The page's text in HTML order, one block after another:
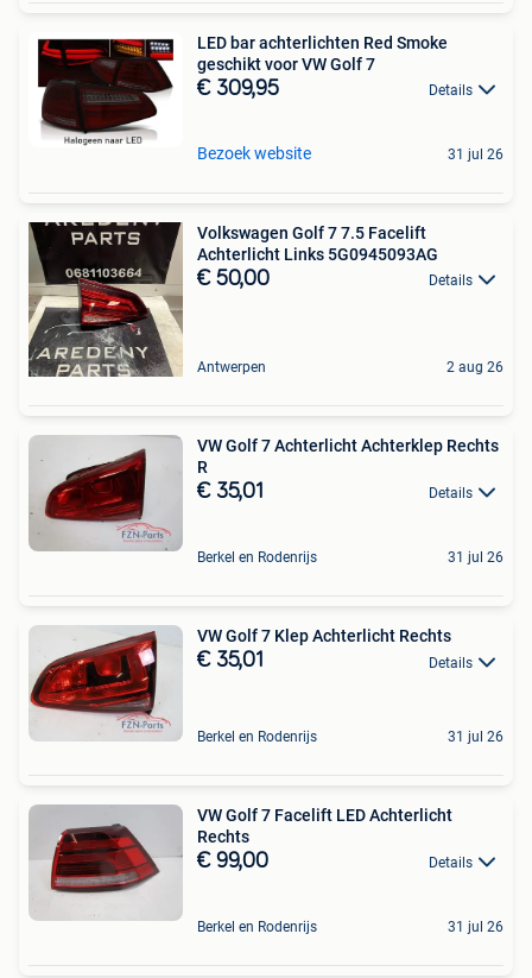
LED bar achterlichten Red Smoke
geschikt voor VW Golf 7
€ 309,95 Details
Bezoek website 31 jul 26
Volkswagen Golf 7 7.5 Facelift
Achterlicht Links 5G0945093AG
€ 50,00 Details
Antwerpen 2 aug 26
VW Golf 7 Achterlicht Achterklep Rechts
R
€ 35,01 Details
Berkel en Rodenrijs 31 jul 26
VW Golf 7 Klep Achterlicht Rechts
€ 35,01 Details
Berkel en Rodenrijs 31 jul 26
VW Golf 7 Facelift LED Achterlicht
Rechts
€ 99,00 Details
Berkel en Rodenrijs 31 jul 26